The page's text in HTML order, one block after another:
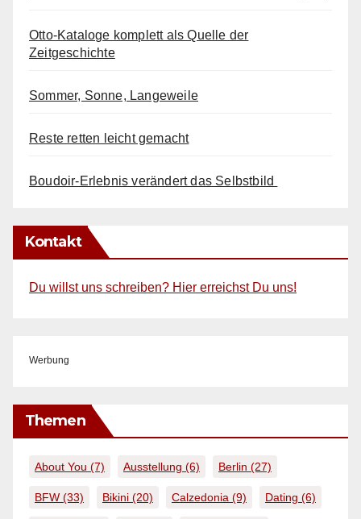
Otto-Kataloge komplett als Quelle der
Zeitgeschichte
Sommer, Sonne, Langeweile
Reste retten leicht gemacht
Boudoir-Erlebnis verändert das Selbstbild
Kontakt
Du willst uns schreiben? Hier erreichst Du uns!
Werbung
Themen
About You (7) Ausstellung (6) Berlin (27)
BFW (33) Bikini (20) Calzedonia (9) Dating (6)